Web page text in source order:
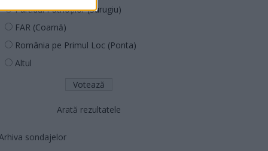
Partidul Patrioților (Surugiu)
FAR (Coarnă)
România pe Primul Loc (Ponta)
Altul
Arată rezultatele
sondajelor